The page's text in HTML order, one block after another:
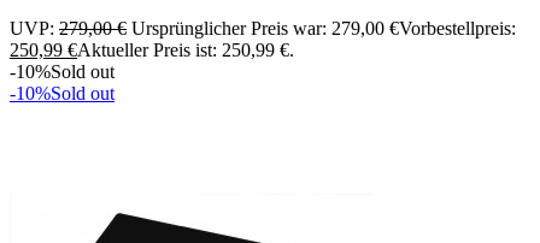
UVP: 279,00€ Ursprünglicher Preis war: 279,00 €Vorbestellpreis:
250,99 €Aktueller Preis ist: 250,99 €.
-10%Sold out
-10%Sold out